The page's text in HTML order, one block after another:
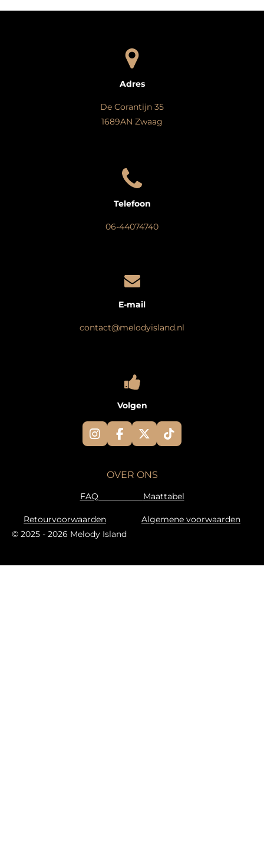
Adres
De Corantijn 35
1689AN Zwaag
Telefoon
06-44074740
E-mail
contact@melodyisland.nl
Volgen
I
n
g
a
m
F
a
e
X
T
i
k
OVER ONS
FAQ Maattabel
Retourvoorwaarden
Algemene voorwaarden
© 2025 - 2026 Melody Island